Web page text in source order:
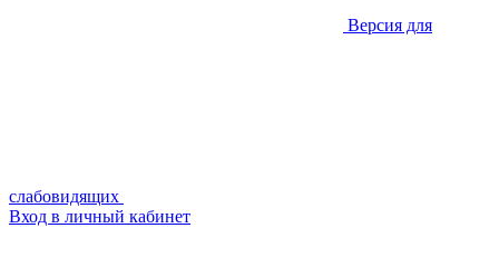
Версия для
слабовидящих
Вход в личный кабинет